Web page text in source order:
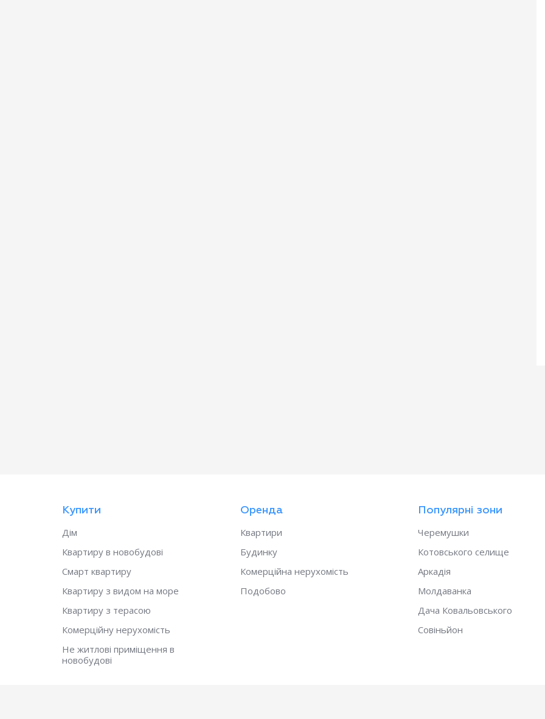
Купити
Дім
Квартиру в новобудові
Смарт квартиру
Квартиру з видом на море
Квартиру з терасою
Комерційну нерухомість
Не житлові приміщення в
новобудові
Оренда
Квартири
Будинку
Комерційна нерухомість
Подобово
Популярні зони
Черемушки
Котовського селище
Аркадія
Молдаванка
Дача Ковальовського
Совіньйон